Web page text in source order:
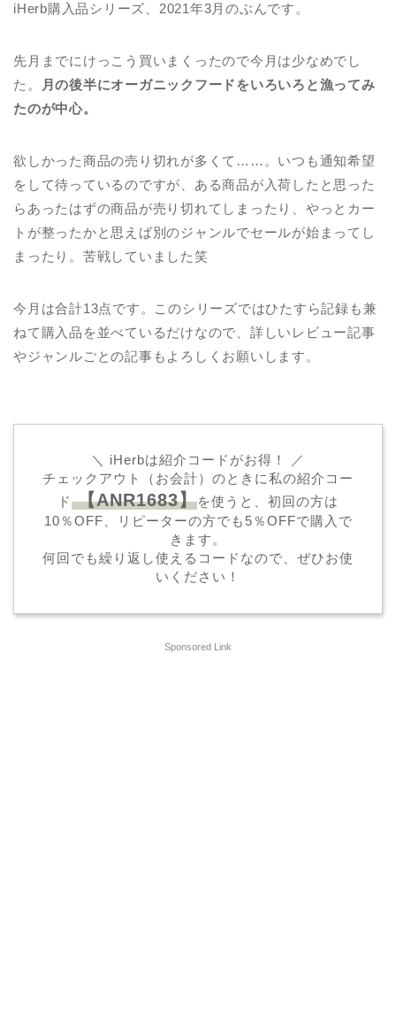
iHerb購入品シリーズ、2021年3月のぶんです。
先月までにけっこう買いまくったので今月は少なめでし
た。
月の後半にオーガニックフードをいろいろと漁ってみ
たのが中心。
欲しかった商品の売り切れが多くて……。いつも通知希望
をして待っているのですが、ある商品が入荷したと思った
らあったはずの商品が売り切れてしまったり、やっとカー
トが整ったかと思えば別のジャンルでセールが始まってし
まったり。苦戦していました笑
今月は合計13点です。このシリーズではひたすら記録も兼
ねて購入品を並べているだけなので、詳しいレビュー記事
やジャンルごとの記事もよろしくお願いします。
＼ iHerbは紹介コードがお得！ ／
チェックアウト（お会計）のときに私の紹介コー
ド【ANR1683】を使うと、初回の方は
10％OFF、リピーターの方でも5％OFFで購入で
きます。
何回でも繰り返し使えるコードなので、ぜひお使
いください！
Sponsored Link